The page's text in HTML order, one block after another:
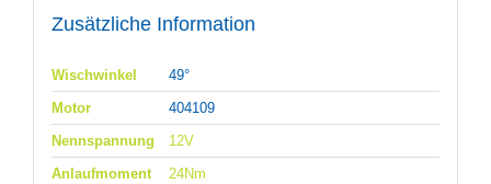
Zusätzliche Information
Wischwinkel
49°
Motor
404109
Nennspannung
12V
Anlaufmoment
24Nm